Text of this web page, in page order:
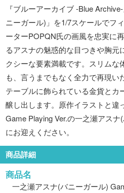
『ブルーアーカイブ -Blue
ニーガール)」を1/7スケールでフ
ーターPOPQN氏の画風を忠実に
るアスナの魅惑的な目つきや胸元
クシーな要素満載です。スリムな
も、言うまでもなく全力で再現
テーブルに飾られている金貨とカ
醸し出します。原作イラストと違
Game Playing Ver.の一之瀬アス
にお迎えください。
商品詳細
商品名
一之瀬アスナ(バニーガール)